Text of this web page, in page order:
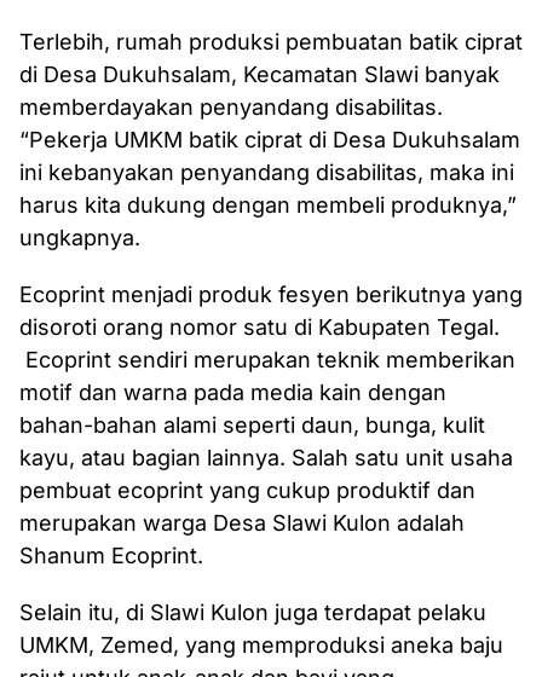
Terlebih, rumah produksi pembuatan batik ciprat
di Desa Dukuhsalam, Kecamatan Slawi banyak
memberdayakan penyandang disabilitas.
“Pekerja UMKM batik ciprat di Desa Dukuhsalam
ini kebanyakan penyandang disabilitas, maka ini
harus kita dukung dengan membeli produknya,”
ungkapnya.
Ecoprint menjadi produk fesyen berikutnya yang
disoroti orang nomor satu di Kabupaten Tegal.
Ecoprint sendiri merupakan teknik memberikan
motif dan warna pada media kain dengan
bahan-bahan alami seperti daun, bunga, kulit
kayu, atau bagian lainnya. Salah satu unit usaha
pembuat ecoprint yang cukup produktif dan
merupakan warga Desa Slawi Kulon adalah
Shanum Ecoprint.
Selain itu, di Slawi Kulon juga terdapat pelaku
UMKM, Zemed, yang memproduksi aneka baju